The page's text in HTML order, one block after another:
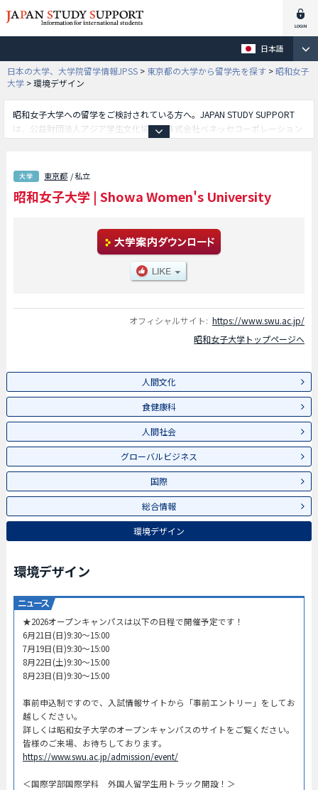
日本語
日本の大学、大学院留学情報JPSS > 東京都の大学から留学先を探す >昭和女子
大学 >環境デザイン
昭和女子大学への留学をご検討されている方へ。JAPAN STUDY SUPPORT
は、公益財団法人アジア学生文化協会と株式会社ベネッセコーポレーション
や国際学部や総合情報学部や環境デザイン学部等、学部別の詳細情報も掲載
していますので、昭和女子大学に関する留学情報をお探しの方は是非ご利用
下さい。その他、外国人留学生募集をしている約1,300校の大学・大学院・
東京都 / 私立
昭和女子大学 | Showa Women's University
オフィシャルサイト: https://www.swu.ac.jp/
昭和女子大学トップページへ
人間文化
食健康科
人間社会
グローバルビジネス
国際
総合情報
環境デザイン
環境デザイン
★2026オープンキャンパスは以下の日程で開催予定です！
6月21日(日)9:30～15:00
7月19日(日)9:30～15:00
8月22日(土)9:30～15:00
8月23日(日)9:30～15:00
事前申込制ですので、入試情報サイトから「事前エントリー」をしてお
越しください。
詳しくは昭和女子大学のオープンキャンパスのサイトをご覧ください。
皆様のご来場、お待ちしております。
https://www.swu.ac.jp/admission/event/
＜国際学部国際学科 外国人留学生用トラック開設！＞